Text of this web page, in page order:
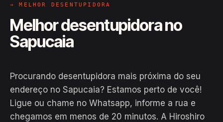
→ MELHOR DESENTUPIDORA
Melhor desentupidora no
Sapucaia
Procurando desentupidora mais próxima do seu
endereço no Sapucaia? Estamos perto de você!
Ligue ou chame no Whatsapp, informe a rua e
chegamos em menos de 20 minutos. A Hiroshiro